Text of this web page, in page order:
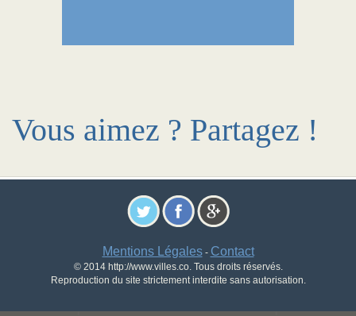
Vous aimez ? Partagez !
Mentions Légales- Contact
© 2014 http://www.villes.co. Tous droits réservés.
Reproduction du site strictement interdite sans autorisation.